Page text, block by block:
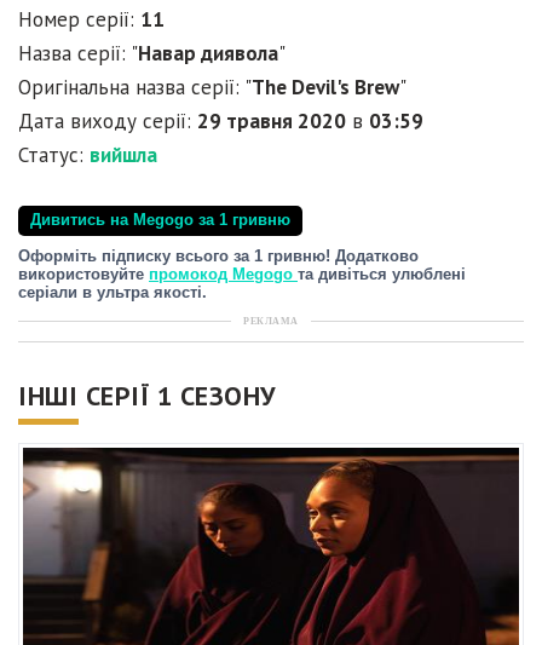
Номер серії: 11
Назва серії: "Навар диявола"
Оригінальна назва серії: "The Devil's Brew"
Дата виходу серії: 29 травня 2020 в 03:59
Статус: вийшла
Дивитись на Megogo за 1 гривню
Оформіть підписку всього за 1 гривню! Додатково
використовуйте промокод Megogo та дивіться улюблені
серіали в ультра якості.
РЕКЛАМА
ІНШІ СЕРІЇ 1 СЕЗОНУ